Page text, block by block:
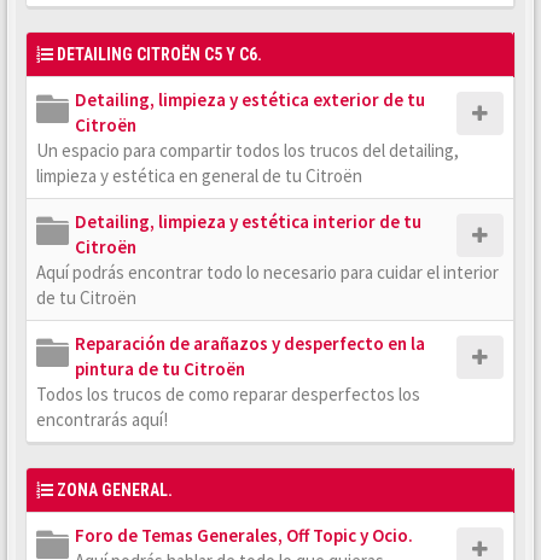
DETAILING CITROËN C5 Y C6.
Detailing, limpieza y estética exterior de tu
Citroën
Un espacio para compartir todos los trucos del detailing,
limpieza y estética en general de tu Citroën
Detailing, limpieza y estética interior de tu
Citroën
Aquí podrás encontrar todo lo necesario para cuidar el interior
de tu Citroën
Reparación de arañazos y desperfecto en la
pintura de tu Citroën
Todos los trucos de como reparar desperfectos los
encontrarás aquí!
ZONA GENERAL.
Foro de Temas Generales, Off Topic y Ocio.